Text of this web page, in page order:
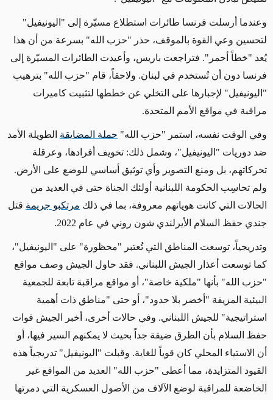
وعندما أرسلت فرنسا طائرات استطلاع مسيّرة إلى "اليونيفيل"
لتحسين وعي القوة بالموقف، حذر "حزب الله" بسرعة من أن هذا
يُعد "خطاً أحمر". فتراجعت باريس، وأعيدت الطائرات المسيّرة إلى
فرنسا دون أن تُستخدم في لبنان. ولاحقاً، قام "حزب الله" بترهيب
"اليونيفيل" لإجبارها على التخلي عن خططها لتثبيت كاميرات
مراقبة في مواقع الأمم المتحدة.
وفي الوقت نفسه، استمر "حزب الله" حملة المضايقة الطويلة الأمد
ضد دوريات "اليونيفيل"، وشمل ذلك: تخويف أفرادها، وعرقلة
تحركاتهم، بل ومنع التصوير وأي توثيق أساسي للوضع على الأرض.
ولم تحاسِب الحكومة اللبنانية أولئك الجناة حتى في العديد من
الحالات التي كانت هوياتهم معروفة، بما في ذلك مرتكبو جريمة قتل
جندي حفظ السلام الأيرلندي شون روني في عام 2022.
وتدريجياً، توسعت المناطق التي تُعتبر "محظورة" على "اليونيفيل"،
كما توسعت أعذار الجيش اللبناني. فقد حاول الجيش وصف مواقع
"حزب الله" بأنها "ملكية خاصة"، أو مواقع مراقبة تابعة للجمعية
البيئية المزيفة "أخضر بلا حدود"، أو حتى "مناطق ذات أهمية
استراتيجية" للجيش اللبناني. وفي حالات أخرى، أخبر الجيش قوات
حفظ السلام بأن الطرق ضيقة جداً بحيث لا يمكنهم السير فيها، أو
أن الاستياء المحلي كان قوياً للغاية. وقبلت "اليونيفيل" تدريجياً هذه
القيود المتزايدة، مما أعطى "حزب الله" العديد من المواقع غير
الخاضعة للمراقبة لوضع الآلاف من الأصول العسكرية التي دمرتها